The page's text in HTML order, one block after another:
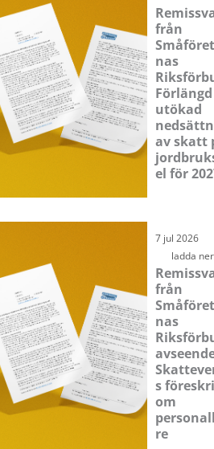
från
nas
Förlängd
utökad
av skatt
el för
7 jul 2026
ladda ner
från
nas
s
om
re